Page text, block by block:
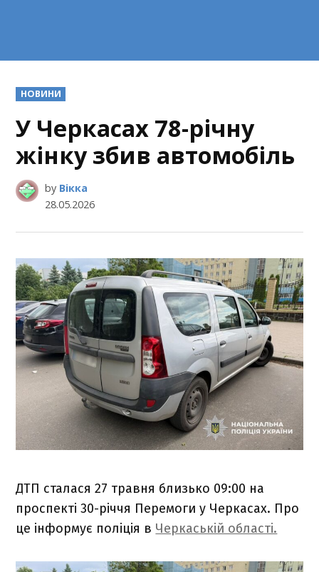
POSTED
IN
НОВИНИ
У Черкасах 78-річну
жінку збив автомобіль
by Вікка
28.05.2026
ДТП сталася 27 травня близько 09:00 на
проспекті 30-річчя Перемоги у Черкасах. Про
це інформує поліція в Черкаській області.